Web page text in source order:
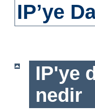
IP’ye
IP'ye
nedir